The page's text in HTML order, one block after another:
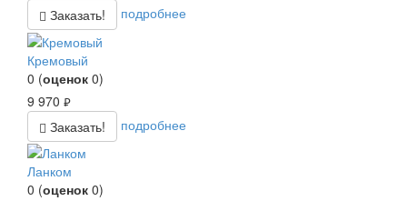
Заказать! подробнее
Кремовый
0 (оценок 0)
9 970 руб.
Заказать! подробнее
Ланком
0 (оценок 0)